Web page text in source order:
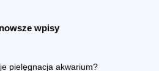
wpisy
pielęgnacja akwarium?